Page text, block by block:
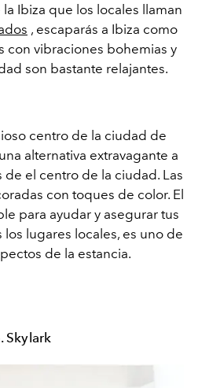
Ibiza que los locales llaman
, escaparás a Ibiza como
con vibraciones bohemias y
son bastante relajantes.
centro de la ciudad de
alternativa extravagante a
el centro de la ciudad. Las
con toques de color. El
para ayudar y asegurar tus
lugares locales, es uno de
de la estancia.
Skylark